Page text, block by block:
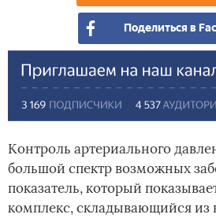
Поделиться в
Контроль артериального
большой спектр возможных
показатель, который
комплекс, складывающийся из